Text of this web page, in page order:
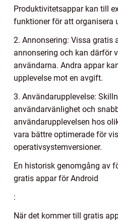
Produktivitetsappar kan till
funktioner för att organisera
2. Annonsering: Vissa gratis
annonsering och kan därför
användarna. Andra appar
upplevelse mot en avgift.
3. Användarupplevelse:
användarvänlighet och
användarupplevelsen hos
vara bättre optimerade för
operativsystemversioner.
En historisk genomgång av
gratis appar för Android
:
När det kommer till gratis